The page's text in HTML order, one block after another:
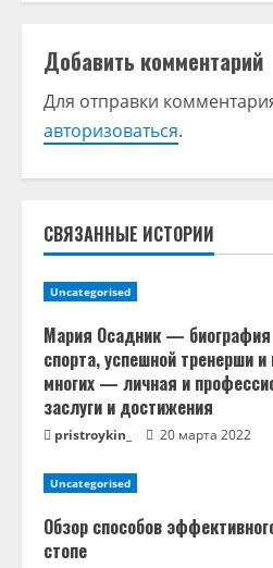
о
л
ж
и
т
ь
ч
т
е
н
и
е
Добавить комментарий
Для отправки
авторизоваться.
СВЯЗАННЫЕ ИСТОРИИ
Uncategorised
Мария Осадник —
спорта, успешной тренерши
многих — личная и
заслуги и достижения
pristroykin_ 20 марта 2022
Uncategorised
Обзор способов
стопе